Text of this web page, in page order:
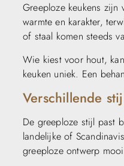
Greeploze keukens
warmte en karakter,
of staal komen steeds
Wie kiest voor hout,
keuken uniek. Een
Verschillende
De greeploze stijl past
landelijke of
greeploze ontwerp